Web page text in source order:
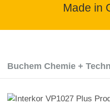
Made in
Buchem Chemie +